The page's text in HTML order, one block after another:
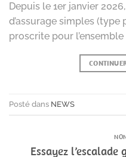
Depuis le 1er janvier
d’assurage simples
proscrite pour l’ensemble
Posté dans NEWS
Essayez